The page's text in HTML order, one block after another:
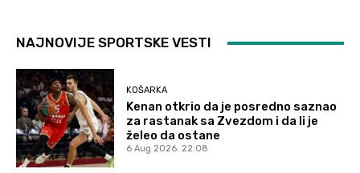
NAJNOVIJE SPORTSKE VESTI
KOŠARKA
Kenan otkrio da je posredno saznao
za rastanak sa Zvezdom i da li je
želeo da ostane
6 Aug 2026. 22:08